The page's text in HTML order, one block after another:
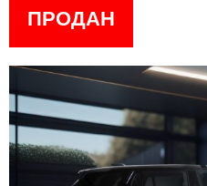
ПРОДАН